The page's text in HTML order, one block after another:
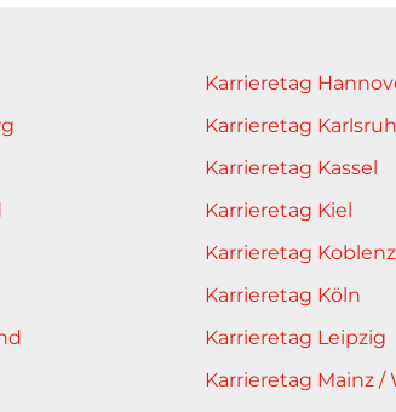
Karrieretag
Karrieretag
Karrieretag Kassel
Karrieretag Kiel
Karrieretag Koblenz
Karrieretag Köln
Karrieretag Leipzig
Karrieretag Mainz /